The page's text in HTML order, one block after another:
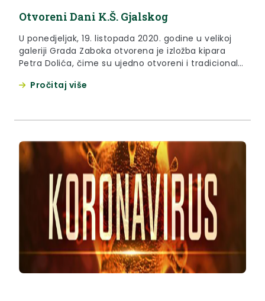
Otvoreni Dani K.Š. Gjalskog
U ponedjeljak, 19. listopada 2020. godine u velikoj
galeriji Grada Zaboka otvorena je izložba kipara
Petra Dolića, čime su ujedno otvoreni i tradicionalni
Pročitaj više